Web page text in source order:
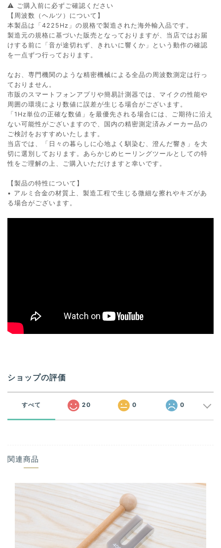
⚠️ ご購入前に必ずご確認ください
【周波数（ヘルツ）について】
本製品は「4225Hz」の規格で製造された海外輸入品です。
製造元の規格に基づいた販売となっておりますが、当店ではお届
けする前に「音が途切れず、きれいに響くか」という動作の確認
を一点ずつ行っております。
なお、専門機関のような精密機械による全品の周波数測定は行っ
ておりません。
市販のスマートフォンアプリや簡易計測器では、マイクの性能や
周囲の環境により数値に誤差が生じる場合がございます。
「1Hz単位の正確な数値」を最優先される場合には、ご期待に沿え
ない可能性がございますので、国内の精密測定済みメーカー品の
ご検討をおすすめいたします。
当店では、「日々の暮らしに心地よく馴染む、澄んだ響き」を大
切に選別しております。あらかじめヒーリングツールとしての特
性をご理解の上、ご購入いただけますと幸いです。
【製品の特性について】
• アルミ合金の材質上、製造工程で生じる微細な擦れやキズがあ
る場合がございます。
ショップの評価
すべて 20 0 0
関連商品